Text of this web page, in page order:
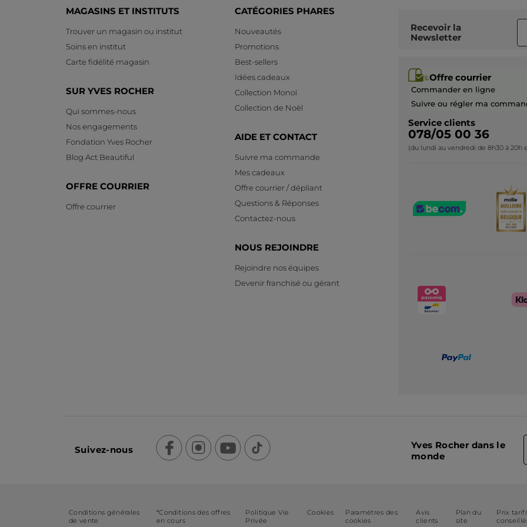
MAGASINS ET INSTITUTS
Trouver un magasin ou institut
Soins en institut
Carte fidélité magasin
SUR YVES ROCHER
Qui sommes-nous
Nos engagements
Fondation Yves Rocher
Blog Act Beautiful
OFFRE COURRIER
Offre courrier
CATÉGORIES PHARES
Nouveautés
Promotions
Best-sellers
Idées cadeaux
Collection Monoï
Collection de Noël
AIDE ET CONTACT
Suivre ma commande
Mes cadeaux
Offre courrier / dépliant
Questions & Réponses
Contactez-nous
NOUS REJOINDRE
Rejoindre nos équipes
Devenir franchisé ou gérant
Recevoir la
Newsletter
Offre courrier
Commander en ligne
Suivre ou régler ma
Service clients
078/05 00 36
(du lundi au vendredi de 8h30 à 20h
Suivez-nous
Yves Rocher dans le
monde
Conditions générales
de vente
*Conditions des offres
en cours
Politique Vie
Privée
Cookies
Paramètres des
cookies
Avis
clients
Plan du
site
Prix